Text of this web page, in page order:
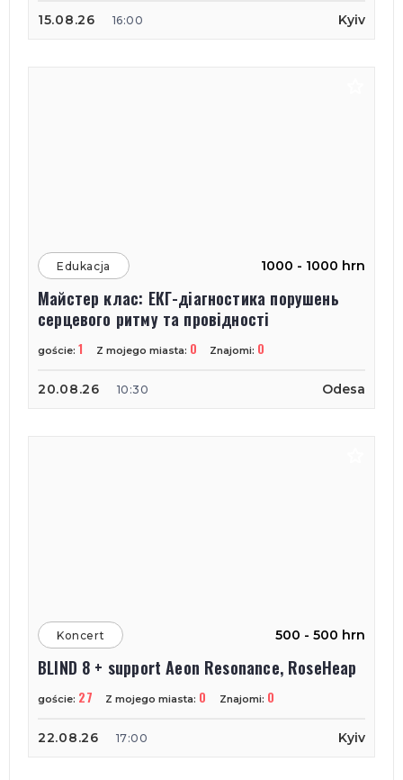
15.08.26 16:00 Kyiv
Edukacja 1000 - 1000 hrn
Майстер клас: ЕКГ-діагностика порушень
серцевого ритму та провідності
goście: 1 Z mojego miasta: 0 Znajomi: 0
20.08.26 10:30 Odesa
Koncert 500 - 500 hrn
BLIND 8 + support Aeon Resonance, RoseHeap
goście: 27 Z mojego miasta: 0 Znajomi: 0
22.08.26 17:00 Kyiv